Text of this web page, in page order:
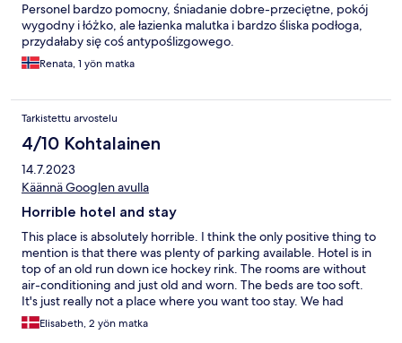
Personel bardzo pomocny, śniadanie dobre-przeciętne, pokój
wygodny i łóżko, ale łazienka malutka i bardzo śliska podłoga,
przydałaby się coś antypoślizgowego.
Renata, 1 yön matka
Tarkistettu arvostelu
4/10 Kohtalainen
14.7.2023
Käännä Googlen avulla
Horrible hotel and stay
This place is absolutely horrible. I think the only positive thing to
mention is that there was plenty of parking available. Hotel is in
top of an old run down ice hockey rink. The rooms are without
air-conditioning and just old and worn. The beds are too soft.
It's just really not a place where you want too stay. We had
booked and paid for two nights, but left after one, since the
standard was so bad. The receptionists were never friendly or
Elisabeth, 2 yön matka